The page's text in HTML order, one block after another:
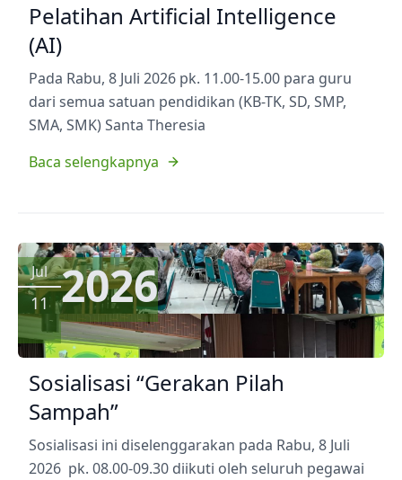
Pelatihan Artificial Intelligence
(AI)
Pada Rabu, 8 Juli 2026 pk. 11.00-15.00 para guru
dari semua satuan pendidikan (KB-TK, SD, SMP,
SMA, SMK) Santa Theresia
Baca selengkapnya
Jul
11 2026
Sosialisasi “Gerakan Pilah
Sampah”
Sosialisasi ini diselenggarakan pada Rabu, 8 Juli
2026 pk. 08.00-09.30 diikuti oleh seluruh pegawai